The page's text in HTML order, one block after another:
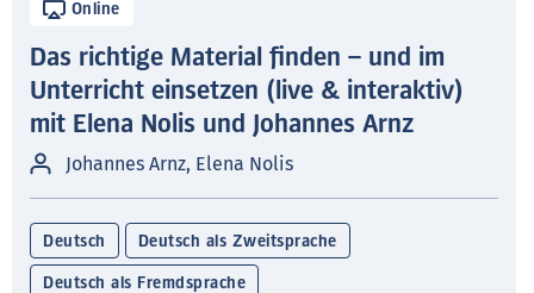
Online
Das richtige Material finden – und im
Unterricht einsetzen (live & interaktiv)
mit Elena Nolis und Johannes Arnz
Johannes Arnz, Elena Nolis
Deutsch Deutsch als Zweitsprache
Deutsch als Fremdsprache